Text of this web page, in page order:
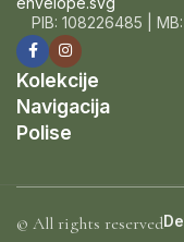
PIB: 108226485 |
Kolekcije
Navigacija
Polise
© All rights reserved